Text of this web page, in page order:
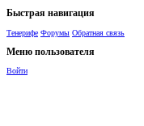
Быстрая навигация
Тенерифе Форумы Обратная связь
Меню пользователя
Войти